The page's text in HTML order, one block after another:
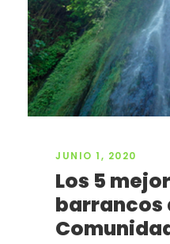
JUNIO 1, 2020
Los 5
barrancos